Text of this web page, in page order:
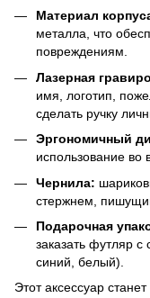
Материал
металла, что
повреждениям.
Лазерная
имя, логотип,
сделать ручку
Эргономичный
использование во
Чернила:
стержнем,
Подарочная
заказать футляр с
синий, белый).
Этот аксессуар